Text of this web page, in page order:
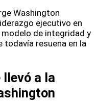
Washington
ejecutivo en
de integridad y
todavía resuena en la
a la